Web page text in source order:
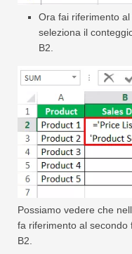
Ora fai riferimento
seleziona il
B2.
Possiamo vedere che
fa riferimento al secondo
B2.